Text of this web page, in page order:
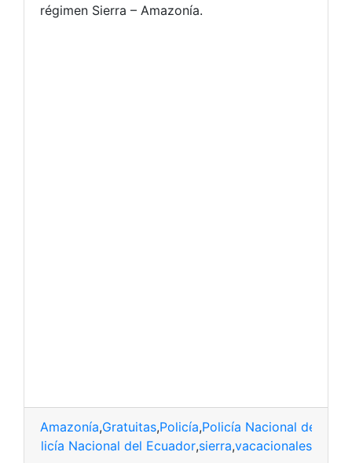
régimen Sierra – Amazonía.
Amazonía,Gratuitas,Policía,Policía Nacional del
Policía Nacional del Ecuador,sierra,vacacionales